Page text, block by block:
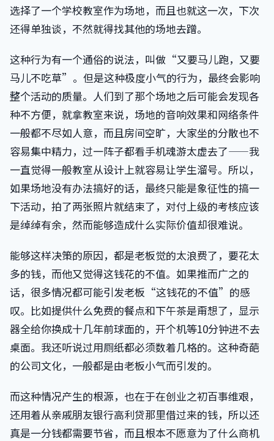
选择了一个学校教室作为场地，而且也就这一次，下次
还得单独谈，不然就得找其他的场地去蹭。
这种行为有一个通俗的说法，叫做“又要马儿跑，又要
马儿不吃草”。但是这种极度小气的行为，最终会影响
整个活动的质量。人们到了那个场地之后可能会发现各
种不方便，就拿教室来说，场地的音响效果和网络条件
一般都不尽如人意，而且房间空旷，大家坐的分散也不
容易集中精力，过一阵子都看手机魂游太虚去了——我
一直觉得一般教室从设计上就容易让学生溜号。所以，
如果场地没有办法搞好的话，最终只能是象征性的搞一
下活动，拍了两张照片就结束了，对付上级的考核应该
是绰绰有余，然而能够造成什么实际价值却很难说。
能够这样决策的原因，都是老板觉的太浪费了，要花太
多的钱，而他又觉得这钱花的不值。如果推而广之的
话，很多情况都可能引发老板“这钱花的不值”的感
叹。比如提供什么免费的餐点和下午茶是甭想了，显示
器全给你换成十几年前球面的，开个机等10分钟进不去
桌面。我还听说过用厕纸都必须数着几格的。这种奇葩
的公司文化，一般都是由老板小气而引发的。
而这种情况产生的根源，也在于在创业之初百事维艰，
还用着从亲戚朋友银行高利贷那里借过来的钱，所以还
真是一分钱都需要节省，而且根本不愿意为了什么商机